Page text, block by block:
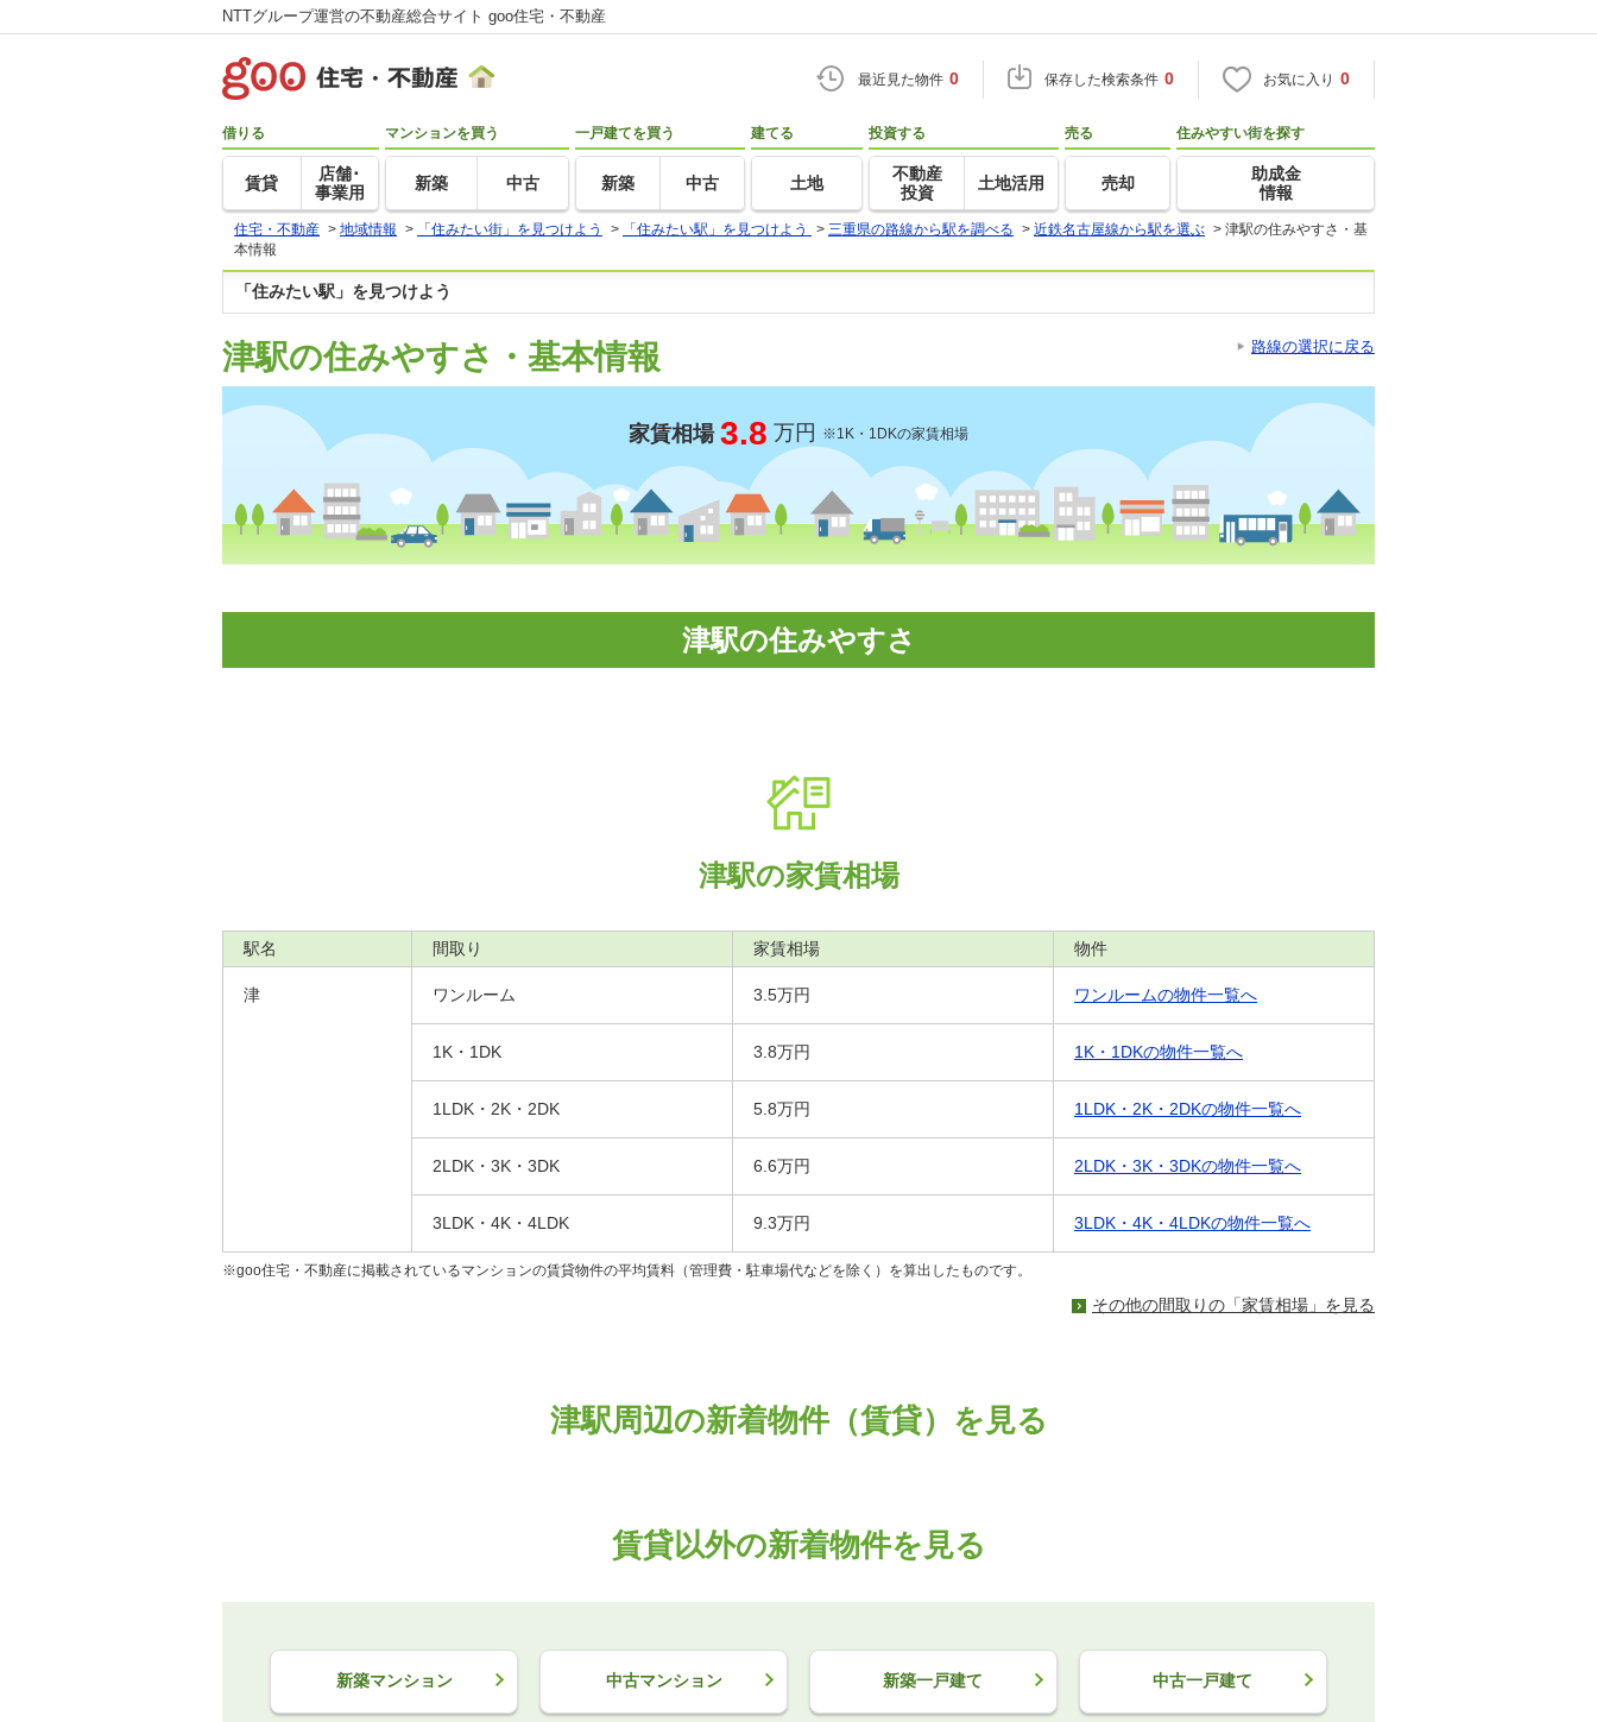
NTTグループ運営の不動産総合サイト goo住宅・不動産
最近見た物件 0 保存した検索条件 0 お気に入り 0
借りる
賃貸
店舗･
事業用
マンションを買う
新築 中古
一戸建てを買う
新築 中古
建てる
土地
投資する
不動産
投資
土地活用
売る
売却
住みやすい街を探す
助成金
情報
住宅・不動産 > 地域情報 > 「住みたい街」を見つけよう > 「住みたい駅」を見つけよう > 三重県の路線から駅を調べる > 近鉄名古屋線から駅を選ぶ > 津駅の住みやすさ・基
本情報
「住みたい駅」を見つけよう
津駅の住みやすさ・基本情報 路線の選択に戻る
家賃相場 3.8 万円 ※1K・1DKの家賃相場
津駅の住みやすさ
津駅の家賃相場
駅名 間取り 家賃相場 物件
津 ワンルーム 3.5万円 ワンルームの物件一覧へ
1K・1DK 3.8万円 1K・1DKの物件一覧へ
1LDK・2K・2DK 5.8万円 1LDK・2K・2DKの物件一覧へ
2LDK・3K・3DK 6.6万円 2LDK・3K・3DKの物件一覧へ
3LDK・4K・4LDK 9.3万円 3LDK・4K・4LDKの物件一覧へ
※goo住宅・不動産に掲載されているマンションの賃貸物件の平均賃料（管理費・駐車場代などを除く）を算出したものです。
その他の間取りの「家賃相場」を見る
津駅周辺の新着物件（賃貸）を見る
賃貸以外の新着物件を見る
新築マンション 中古マンション 新築一戸建て 中古一戸建て